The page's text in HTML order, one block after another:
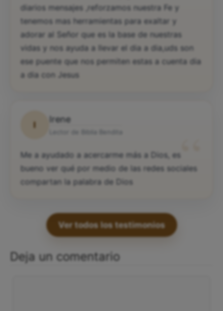
diarios mensajes ,reforzamos nuestra Fe y
tenemos mas herramientas para exaltar y
adorar al Señor que es la base de nuestras
vidas y nos ayuda a llevar el dia a dia,uds son
ese puente que nos permiten estas a cuenta dia
a dia con Jesus
I
Irene
“
Me a ayudado a acercarme más a Dios, es
bueno ver qué por medio de las redes sociales
compartan la palabra de Dios
Ver todos los testimonios
Deja un comentario